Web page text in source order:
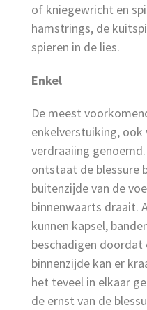
of kniegewricht en
hamstrings, de
spieren in de lies.
Enkel
De meest
enkelverstuiking,
verdraaiing
ontstaat de blessure
buitenzijde van de
binnenwaarts draait.
kunnen kapsel,
beschadigen
binnenzijde kan er
het teveel in elkaar
de ernst van de